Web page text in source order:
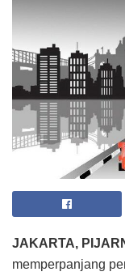
JAKARTA,
memperpanjang